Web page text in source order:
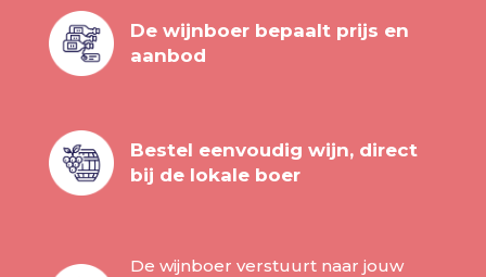
De wijnboer bepaalt prijs en
aanbod
Bestel eenvoudig wijn, direct
bij de lokale boer
De wijnboer verstuurt naar jouw